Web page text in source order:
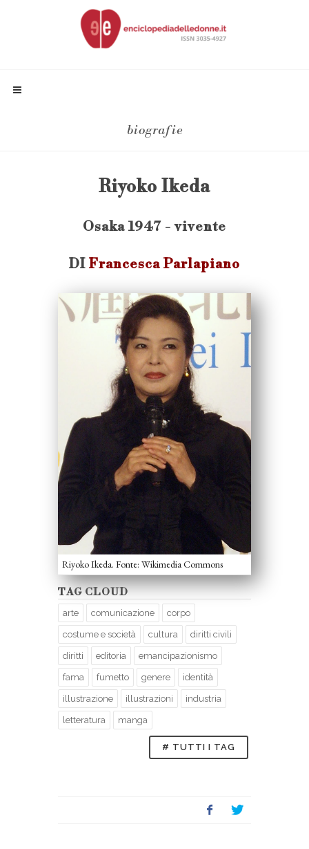
biografie
Riyoko Ikeda
Osaka 1947 - vivente
DI Francesca Parlapiano
Riyoko Ikeda. Fonte: Wikimedia Commons
TAG CLOUD
arte comunicazione corpo
costume e società cultura diritti civili
diritti editoria emancipazionismo
fama fumetto genere identità
illustrazione illustrazioni industria
letteratura manga
# TUTTI I TAG